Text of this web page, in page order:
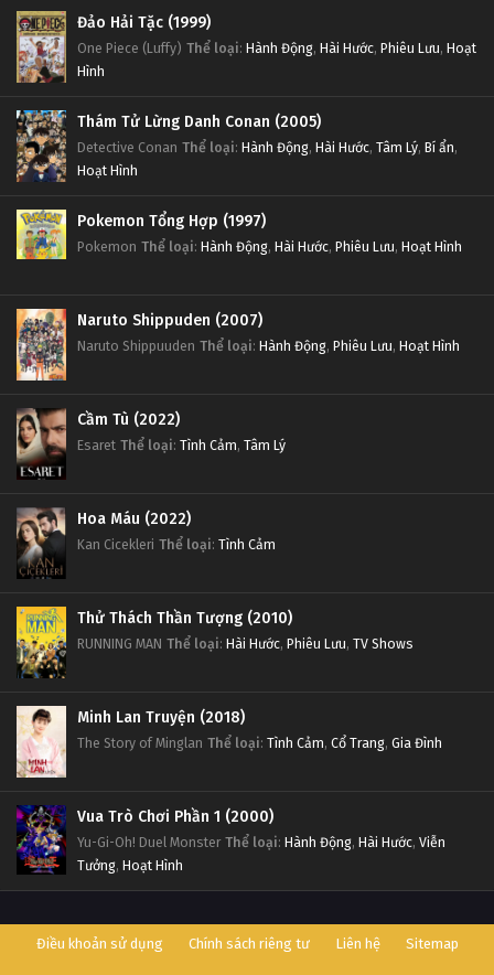
Đảo Hải Tặc (1999)
One Piece (Luffy) Thể loại: Hành Động, Hài Hước, Phiêu Lưu, Hoạt
Hình
Thám Tử Lừng Danh Conan (2005)
Detective Conan Thể loại: Hành Động, Hài Hước, Tâm Lý, Bí ẩn,
Hoạt Hình
Pokemon Tổng Hợp (1997)
Pokemon Thể loại: Hành Động, Hài Hước, Phiêu Lưu, Hoạt Hình
Naruto Shippuden (2007)
Naruto Shippuuden Thể loại: Hành Động, Phiêu Lưu, Hoạt Hình
Cầm Tù (2022)
Esaret Thể loại: Tình Cảm, Tâm Lý
Hoa Máu (2022)
Kan Cicekleri Thể loại: Tình Cảm
Thử Thách Thần Tượng (2010)
RUNNING MAN Thể loại: Hài Hước, Phiêu Lưu, TV Shows
Minh Lan Truyện (2018)
The Story of Minglan Thể loại: Tình Cảm, Cổ Trang, Gia Đình
Vua Trò Chơi Phần 1 (2000)
Yu-Gi-Oh! Duel Monster Thể loại: Hành Động, Hài Hước, Viễn
Tưởng, Hoạt Hình
Điều khoản sử dụng Chính sách riêng tư Liên hệ Sitemap